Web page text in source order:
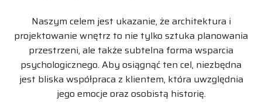
Naszym celem jest ukazanie, że architektura i
projektowanie wnętrz to nie tylko sztuka planowania
przestrzeni, ale także subtelna forma wsparcia
psychologicznego. Aby osiągnąć ten cel, niezbędna
jest bliska współpraca z klientem, która uwzględnia
jego emocje oraz osobistą historię.